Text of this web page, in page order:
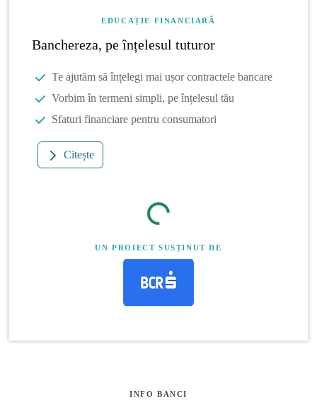
EDUCAȚIE FINANCIARĂ
Banchereza, pe înțelesul tuturor
Te ajutăm să înțelegi mai ușor contractele bancare
Vorbim în termeni simpli, pe înțelesul tău
Sfaturi financiare pentru consumatori
Citește
UN PROIECT SUSȚINUT DE
INFO BANCI